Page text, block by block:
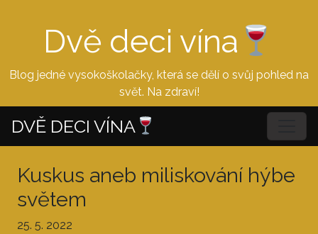
Dvě deci vína
Blog jedné vysokoškolačky, která se dělí o svůj pohled na
svět. Na zdraví!
DVĚ DECI VÍNA
Kuskus aneb miliskování hýbe
světem
25. 5. 2022